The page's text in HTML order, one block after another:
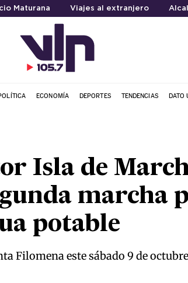
Maturana Viajes al extranjero
ECONOMÍA DEPORTES TENDENCIAS DATO
Isla de
marcha
potable
Filomena este sábado 9 de octubre